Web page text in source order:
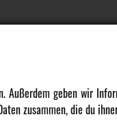
geben wir
zusammen, die du